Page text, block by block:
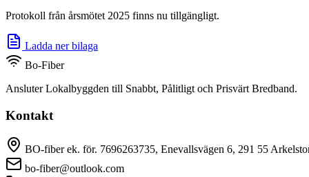
Protokoll från årsmötet 2025 finns nu tillgängligt.
Ladda ner bilaga
Bo-Fiber
Ansluter Lokalbyggden till Snabbt, Pålitligt och Prisvärt Bredband.
Kontakt
BO-fiber ek. för. 7696263735, Enevallsvägen 6, 291 55
bo-fiber@outlook.com